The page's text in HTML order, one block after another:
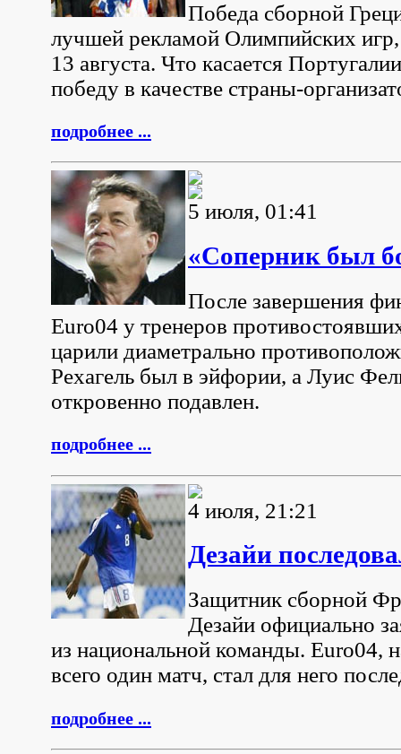
Победа сборной
лучшей рекламой Олимпийских
13 августа. Что касается
победу в качестве страны-
подробнее ...
5 июля, 01:41
«Соперник был
После завершения
Euro04 у тренеров
царили диаметрально
Рехагель был в эйфории, а Луис
откровенно подавлен.
подробнее ...
4 июля, 21:21
Дезайи
Защитник сборной
Дезайи официально
из национальной команды. Euro04,
всего один матч, стал для него
подробнее ...